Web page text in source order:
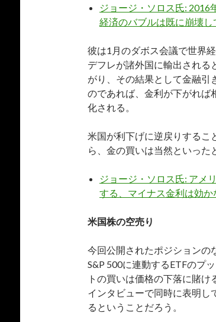
ジョージ・ソロス氏: 2016
経済のバブルは既に崩壊し
彼は1月のダボス会議で世界
デフレが諸外国に輸出される
がり、その結果として金融引
のであれば、金利が下がれば
化される。
米国が利下げに逆戻りするこ
ら、金の買いは当然といった
ジョージ・ソロス氏: アメ
する、マイナス金利は効か
米国株の空売り
今回公開されたポジションの
S&P 500に連動するETFのプ
トの買いは価格の下落に賭
インタビューで同時に表明し
るということだろう。